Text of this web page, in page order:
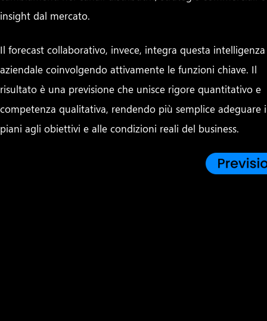
insight dal mercato.
Il forecast collaborativo, invece, integra questa intelligenza
aziendale coinvolgendo attivamente le funzioni chiave. Il
risultato è una previsione che unisce rigore quantitativo e
competenza qualitativa, rendendo più semplice adeguare i
piani agli obiettivi e alle condizioni reali del business.